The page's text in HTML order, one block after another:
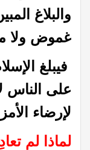
والبلاغ
غموض ولا
فيبلغ
على الناس
لإرضاء
لماذا لم